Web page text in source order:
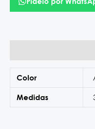
Color
Medidas